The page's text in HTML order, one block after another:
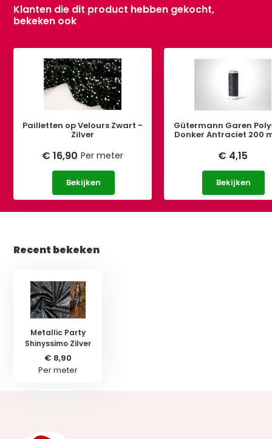
Klanten die dit product hebben gekocht,
bekeken ook
Pailletten op Velours Zwart -
Zilver
€ 16,90 Per meter
Bekijken
Gütermann Garen
Donker Antraciet 200
€ 4,15
Bekijken
Recent bekeken
Metallic Party
Shinyssimo Zilver
€ 8,90
Per meter